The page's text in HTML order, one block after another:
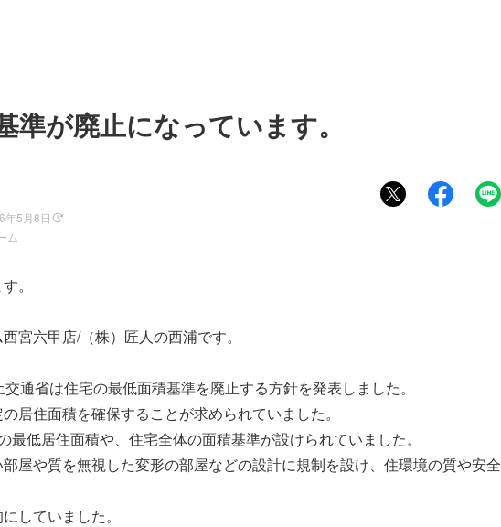
準が廃止になっています。
年5月8日
ム
。
宮六甲店/（株）匠人の西浦です。
通省は住宅の最低面積基準を廃止する方針を発表しました。
居住面積を確保することが求められていました。
最低居住面積や、住宅全体の面積基準が設けられていました。
屋や質を無視した変形の部屋などの設計に規制を設け、住環境の質や安全
していました。